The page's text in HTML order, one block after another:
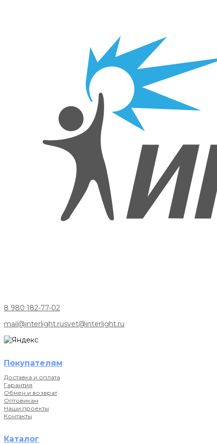
8 980 182-77-02
mail@interlight.rusvet@interlight.ru
Покупателям
Доставка и оплата
Гарантия
Обмен и возврат
Оптовикам
Наши проекты
Контакты
Каталог